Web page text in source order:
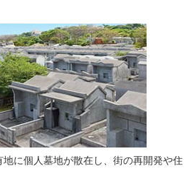
に個人墓地が散在し、街の再開発や住